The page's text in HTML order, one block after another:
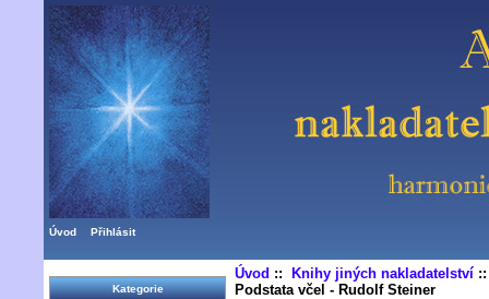
Úvod Přihlásit
Kategorie
Úvod :: Knihy jiných nakladatelství
Podstata včel - Rudolf Steiner